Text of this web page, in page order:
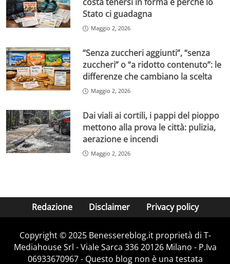
Stato ci guadagna
Maggio 2, 2026
“Senza zuccheri aggiunti”, “senza
zuccheri” o “a ridotto contenuto”: le
differenze che cambiano la scelta
Maggio 2, 2026
Dai viali ai cortili, i pappi del pioppo
mettono alla prova le città: pulizia,
aerazione e incendi
Maggio 2, 2026
Redazione Disclaimer Privacy policy
Copyright © 2025 Benessereblog.it proprietà di T-
Mediahouse Srl - Viale Sarca 336 20126 Milano - P.Iva
06933670967 - Questo blog non è una testata